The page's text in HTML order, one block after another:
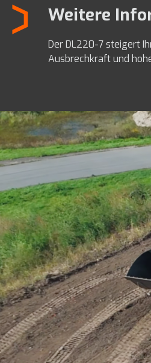
Weitere
Der DL220-7 steigert
Ausbrechkraft und